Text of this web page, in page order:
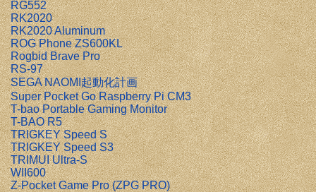
RG552
RK2020
RK2020 Aluminum
ROG Phone ZS600KL
Rogbid Brave Pro
RS-97
SEGA NAOMI起動化計画
Super Pocket Go Raspberry Pi CM3
T-bao Portable Gaming Monitor
T-BAO R5
TRIGKEY Speed S
TRIGKEY Speed S3
TRIMUI Ultra-S
WII600
Z-Pocket Game Pro (ZPG PRO)